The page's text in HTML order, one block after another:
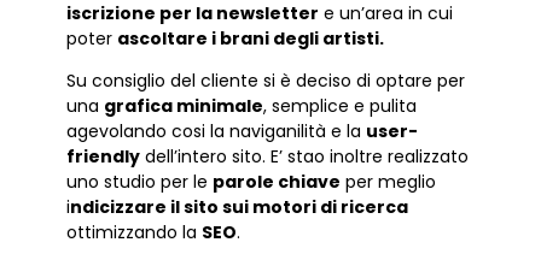
iscrizione per la newsletter e un’area in cui
poter ascoltare i brani degli artisti.
Su consiglio del cliente si è deciso di optare per
una grafica minimale, semplice e pulita
agevolando cosi la naviganilità e la user-
friendlydell’intero sito. E’ stao inoltre realizzato
uno studio per le parole chiave per meglio
indicizzare il sito sui motori di ricerca
ottimizzando la SEO.